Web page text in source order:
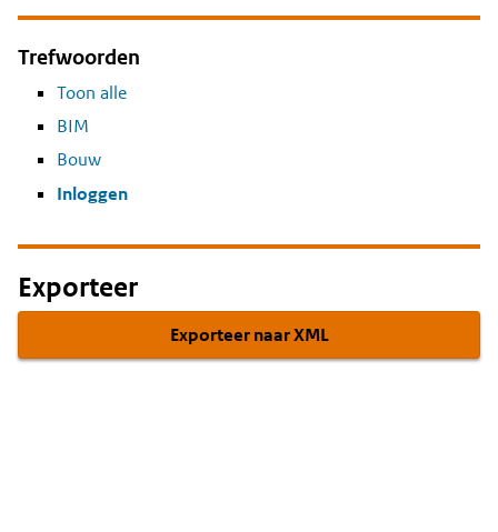
Trefwoorden
Toon alle
BIM
Bouw
Inloggen
Exporteer
Exporteer naar XML